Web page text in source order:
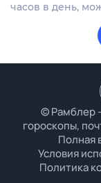
часов в день,
© Рамблер
гороскопы,
Полная
Условия
Политика